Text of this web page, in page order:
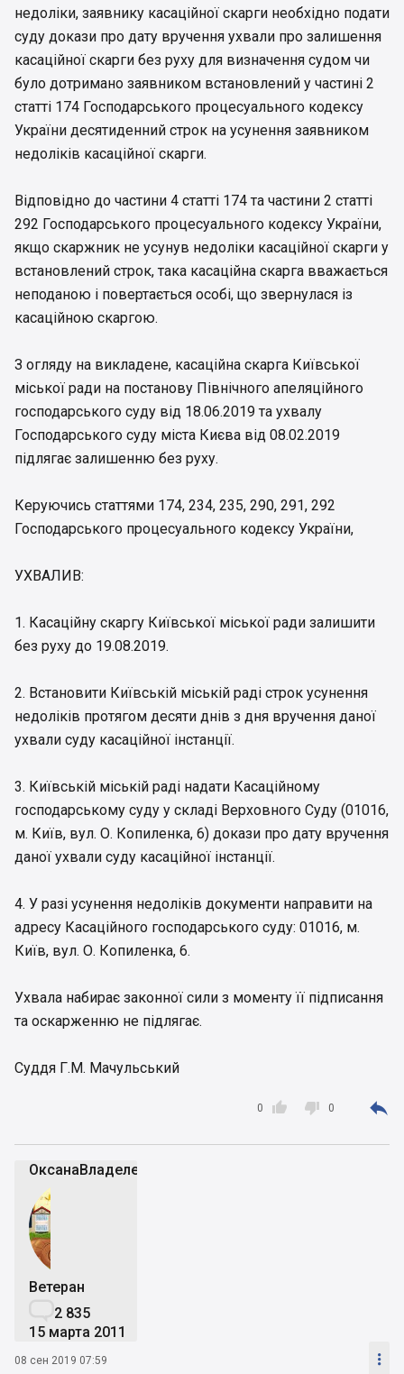
недоліки, заявнику касаційної скарги необхідно подати
суду докази про дату вручення ухвали про залишення
касаційної скарги без руху для визначення судом чи
було дотримано заявником встановлений у частині 2
статті 174 Господарського процесуального кодексу
України десятиденний строк на усунення заявником
недоліків касаційної скарги.
Відповідно до частини 4 статті 174 та частини 2 статті
292 Господарського процесуального кодексу України,
якщо скаржник не усунув недоліки касаційної скарги у
встановлений строк, така касаційна скарга вважається
неподаною і повертається особі, що звернулася із
касаційною скаргою.
З огляду на викладене, касаційна скарга Київської
міської ради на постанову Північного апеляційного
господарського суду від 18.06.2019 та ухвалу
Господарського суду міста Києва від 08.02.2019
підлягає залишенню без руху.
Керуючись статтями 174, 234, 235, 290, 291, 292
Господарського процесуального кодексу України,
УХВАЛИВ:
1. Касаційну скаргу Київської міської ради залишити
без руху до 19.08.2019.
2. Встановити Київській міській раді строк усунення
недоліків протягом десяти днів з дня вручення даної
ухвали суду касаційної інстанції.
3. Київській міській раді надати Касаційному
господарському суду у складі Верховного Суду (01016,
м. Київ, вул. О. Копиленка, 6) докази про дату вручення
даної ухвали суду касаційної інстанції.
4. У разі усунення недоліків документи направити на
адресу Касаційного господарського суду: 01016, м.
Київ, вул. О. Копиленка, 6.
Ухвала набирає законної сили з моменту її підписання
та оскарженню не підлягає.
Суддя Г.М. Мачульський

0  0 
ОксанаВладелец
Ветеран
2 835
15 марта 2011
08 сен 2019 07:59 